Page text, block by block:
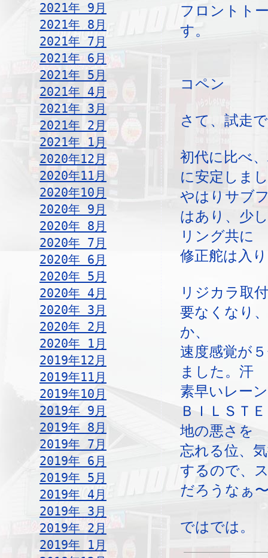
2021年 9月
2021年 8月
2021年 7月
2021年 6月
2021年 5月
2021年 4月
2021年 3月
2021年 2月
2021年 1月
2020年12月
2020年11月
2020年10月
2020年 9月
2020年 8月
2020年 7月
2020年 6月
2020年 5月
2020年 4月
2020年 3月
2020年 2月
2020年 1月
2019年12月
2019年11月
2019年10月
2019年 9月
2019年 8月
2019年 7月
2019年 6月
2019年 5月
2019年 4月
2019年 3月
2019年 2月
2019年 1月
フロントト
す。
コペン
さて、試走
初代に比べ
に安定しま
やはりサブ
はあり、少
リング共に
修正舵は入
リジカラ取
要なくなり
か、
速度感覚が
ました。汗
素早いレー
ＢＩＬＳＴ
地の悪さを
忘れる位、
するので、
だろうなぁ
ではでは。